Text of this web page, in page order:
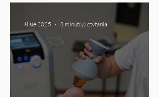
8 sie 2025 3 minut(y) czytania